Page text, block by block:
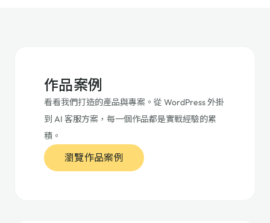
作品案例
看看我們打造的產品與專案。從 WordPress 外掛
到 AI 客服方案，每一個作品都是實戰經驗的累
積。
瀏覽作品案例